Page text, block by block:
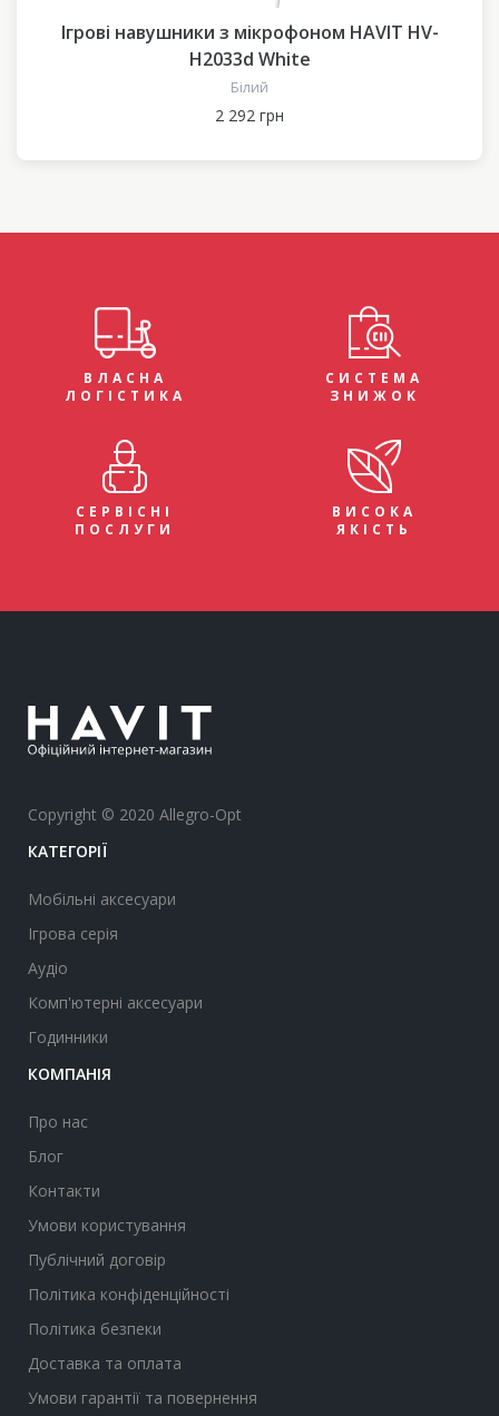
Ігрові навушники з мікрофоном HAVIT HV-
H2033d White
Білий
2 292 грн
ВЛАСНА
ЛОГІСТИКА
СИСТЕМА
ЗНИЖОК
СЕРВІСНІ
ПОСЛУГИ
ВИСОКА
ЯКІСТЬ
Copyright © 2020 Allegro-Opt
КАТЕГОРІЇ
Мобільні аксесуари
Ігрова серія
Аудіо
Комп'ютерні аксесуари
Годинники
КОМПАНІЯ
Про нас
Блог
Контакти
Умови користування
Публічний договір
Політика конфіденційності
Політика безпеки
Доставка та оплата
Умови гарантії та повернення